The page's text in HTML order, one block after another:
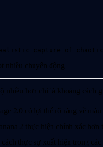
capture of
nhiều hơn chỉ là khoảng cách
2.0 có lợi thế rõ ràng về
2 thực hiện chính xác hơn
cách thực sự xuất hiện trong